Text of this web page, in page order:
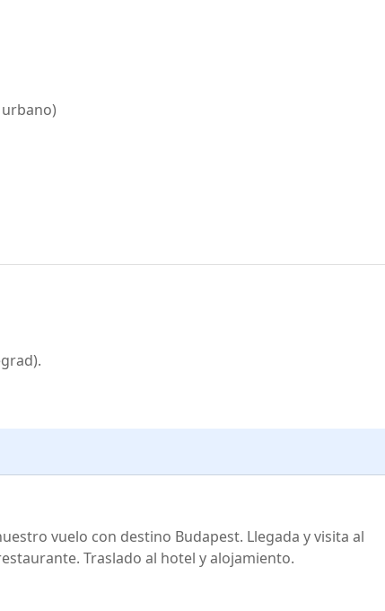
vuelo con destino Budapest. Llegada y visita al
Traslado al hotel y alojamiento.